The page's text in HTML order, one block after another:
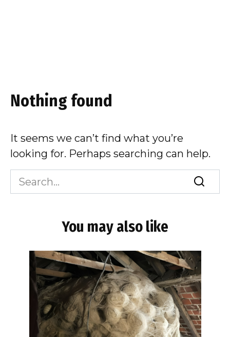
Nothing found
It seems we can’t find what you’re
looking for. Perhaps searching can help.
Search
for:
You may also like